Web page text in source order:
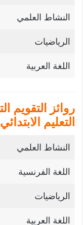
النشاط العلمي
الرياضيات
اللغة العربية
روائز التقويم
التعليم الابتدائي
النشاط العلمي
اللغة الفرنسية
الرياضيات
اللغة العربية